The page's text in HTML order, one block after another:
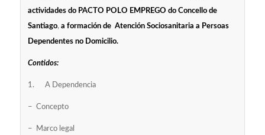
actividades do PACTO POLO EMPREGO do Concello de
Santiago,a formación de Atención Sociosanitaria a Persoas
Dependentes no Domicilio.
Contidos:
1. A Dependencia
– Concepto
– Marco legal